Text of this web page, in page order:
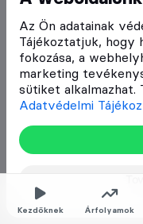
Kezdőknek Árfolyamok
Az Ön adatainak
Tájékoztatjuk, hogy
fokozása, a
marketing
sütiket alkalmazhat.
Adatvédelmi
tanácsadást.
során az adott
adott befektető
megállapítani,
egyes befektetési
tájékozódjon
esetén konzultáljon
tanácsadóval!